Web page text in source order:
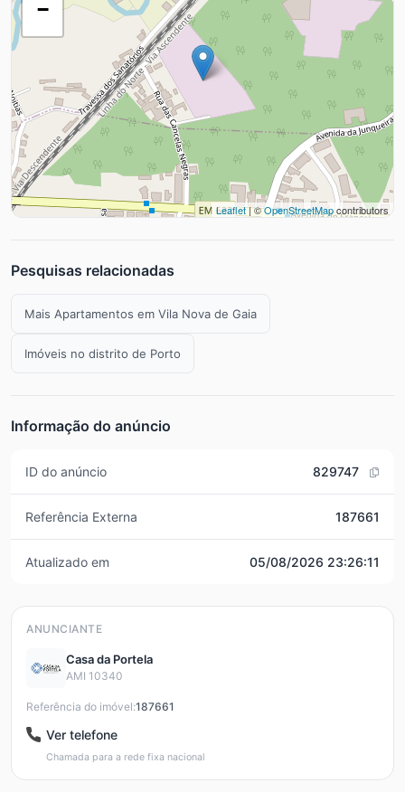
−
Leaflet| ©OpenStreetMapcontributors
Pesquisas relacionadas
Mais Apartamentos em Vila Nova de Gaia
Imóveis no distrito de Porto
Informação do anúncio
ID do anúncio 829747
Referência Externa 187661
Atualizado em 05/08/2026 23:26:11
ANUNCIANTE
Casa da Portela
AMI 10340
Referência do imóvel:187661
Ver telefone
Chamada para a rede fixa nacional